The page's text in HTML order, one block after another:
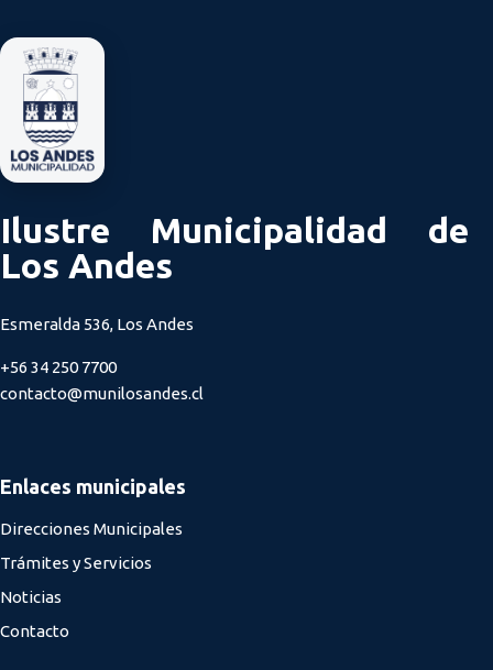
Ilustre Municipalidad de
Los Andes
Esmeralda 536, Los Andes
+56 34 250 7700
contacto@munilosandes.cl
Enlaces municipales
Direcciones Municipales
Trámites y Servicios
Noticias
Contacto